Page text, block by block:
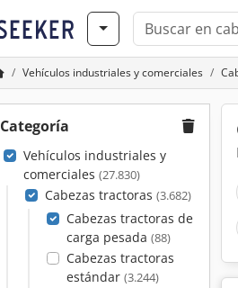
Vehículos industriales y comerciales
Categoría
Vehículos industriales y
comerciales (27.830)
Cabezas tractoras (3.682)
Cabezas tractoras de
carga pesada (88)
Cabezas tractoras
estándar (3.244)